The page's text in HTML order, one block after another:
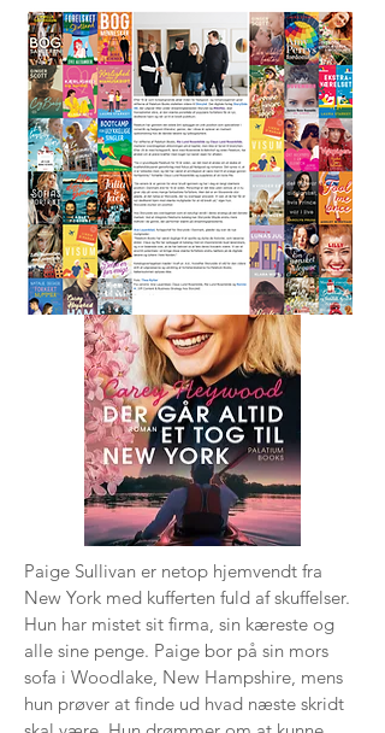
Der går altid et tog til
New York
Carey Heywood
Paige Sullivan er netop hjemvendt fra
New York med kufferten fuld af skuffelser.
Hun har mistet sit firma, sin kæreste og
alle sine penge. Paige bor på sin mors
sofa i Woodlake, New Hampshire, mens
hun prøver at finde ud hvad næste skridt